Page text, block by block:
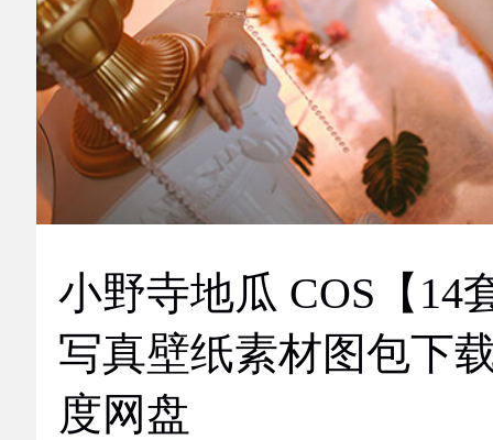
小野寺地瓜 COS【14
写真壁纸素材图包下
度网盘